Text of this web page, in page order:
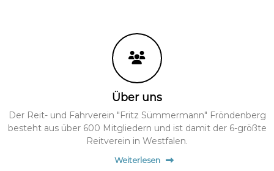
Über uns
Der Reit- und Fahrverein "Fritz Sümmermann" Fröndenberg
besteht aus über 600 Mitgliedern und ist damit der 6-größte
Reitverein in Westfalen.
Weiterlesen